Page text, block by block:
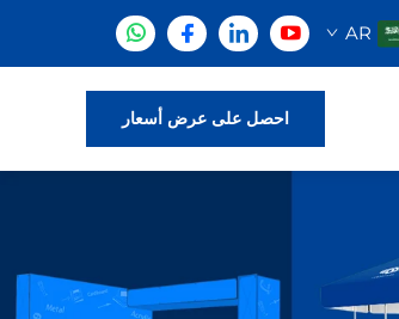
AR
احصل على عرض أسعار